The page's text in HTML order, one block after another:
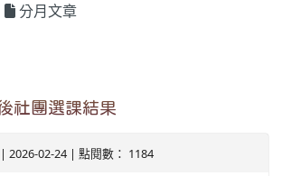
分月文章
社團選課結果
| 2026-02-24 | 點閱數： 1184